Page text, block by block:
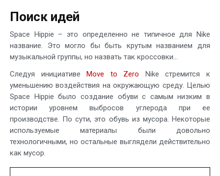
Поиск идей
Space Hippie – это определенно не типичное для Nike
название. Это могло бы быть крутым названием для
музыкальной группы, но назвать так кроссовки…
Следуя инициативеMove to Zero Nike стремится к
уменьшению воздействия на окружающую среду. Целью
Space Hippie было создание обуви с самым низким в
истории уровнем выбросов углерода при ее
производстве. По сути, это обувь из мусора. Некоторые
используемые материалы были довольно
технологичными, но остальные выглядели действительно
как мусор.